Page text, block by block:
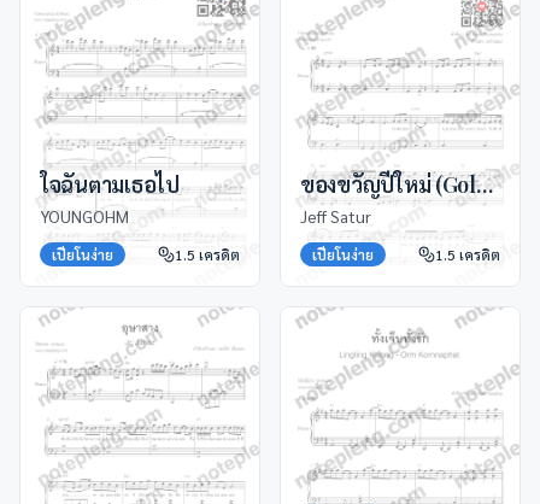
ใจฉันตามเธอไป
YOUNGOHM
เปียโนง่าย 1.5 เครดิต
ของขวัญปีใหม่ (Golden Night)
Jeff Satur
เปียโนง่าย 1.5 เครดิต